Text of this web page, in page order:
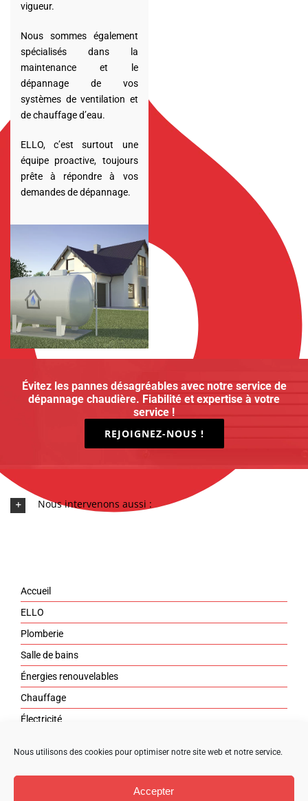
Nous utilisons des cookies pour optimiser notre site web et notre service.
Accepter
vigueur.
Nous sommes également
spécialisés dans la
maintenance et le
dépannage de vos
systèmes de ventilation et
de chauffage d’eau.
ELLO, c’est surtout une
équipe proactive, toujours
prête à répondre à vos
demandes de dépannage.
Évitez les pannes désagréables avec notre service de
dépannage chaudière. Fiabilité et expertise à votre
service !
REJOIGNEZ-NOUS !
Nous intervenons aussi :
Accueil
ELLO
Plomberie
Salle de bains
Énergies renouvelables
Chauffage
Électricité